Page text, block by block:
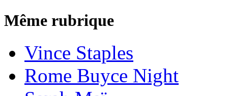
Même rubrique
Vince Staples
Rome Buyce Night